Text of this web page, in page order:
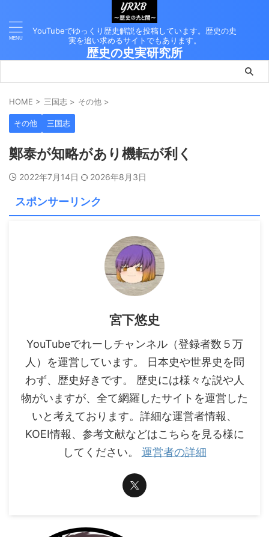
YouTubeでゆっくり歴史解説を投稿しています。歴史の史
実を追い求めるサイトでもあります。
歴史の史実研究所
HOME > 三国志 > その他 >
その他 三国志
鄭泰が知略があり機転が利く
2022年7月14日 2026年8月3日
スポンサーリンク
宮下悠史
YouTubeでれーしチャンネル（登録者数５万
人）を運営しています。 日本史や世界史を問
わず、歴史好きです。 歴史には様々な説や人
物がいますが、全て網羅したサイトを運営した
いと考えております。詳細な運営者情報、
KOEI情報、参考文献などはこちらを見る様に
してください。 運営者の詳細